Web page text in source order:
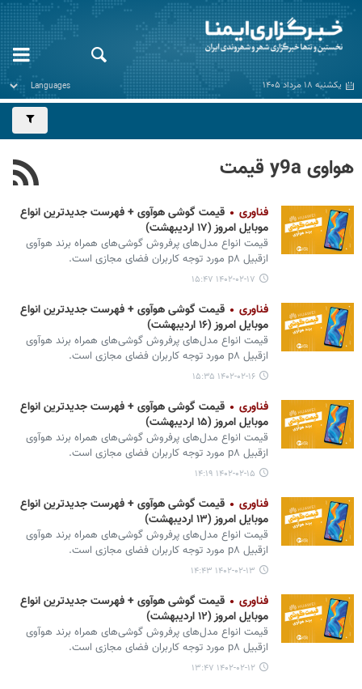
یکشنبه ۱۸ مرداد ۱۴۰۵
هواوی y9a قیمت
فناوری
قیمت گوشی هوآوی + فهرست جدیدترین انواع
موبایل امروز (۱۷ اردیبهشت)
قیمت انواع مدل‌های پرفروش گوشی‌های همراه برند هوآوی
ازقبیل p۸ مورد توجه کاربران فضای مجازی است.
۱۴۰۲-۰۲-۱۷ ۱۵:۴۷
فناوری
قیمت گوشی هوآوی + فهرست جدیدترین انواع
موبایل امروز (۱۶ اردیبهشت)
قیمت انواع مدل‌های پرفروش گوشی‌های همراه برند هوآوی
ازقبیل p۸ مورد توجه کاربران فضای مجازی است.
۱۴۰۲-۰۲-۱۶ ۱۵:۳۵
فناوری
قیمت گوشی هوآوی + فهرست جدیدترین انواع
موبایل امروز (۱۵ اردیبهشت)
قیمت انواع مدل‌های پرفروش گوشی‌های همراه برند هوآوی
ازقبیل p۸ مورد توجه کاربران فضای مجازی است.
۱۴۰۲-۰۲-۱۵ ۱۴:۱۹
فناوری
قیمت گوشی هوآوی + فهرست جدیدترین انواع
موبایل امروز (۱۳ اردیبهشت)
قیمت انواع مدل‌های پرفروش گوشی‌های همراه برند هوآوی
ازقبیل p۸ مورد توجه کاربران فضای مجازی است.
۱۴۰۲-۰۲-۱۳ ۱۴:۴۳
فناوری
قیمت گوشی هوآوی + فهرست جدیدترین انواع
موبایل امروز (۱۲ اردیبهشت)
قیمت انواع مدل‌های پرفروش گوشی‌های همراه برند هوآوی
ازقبیل p۸ مورد توجه کاربران فضای مجازی است.
۱۴۰۲-۰۲-۱۲ ۱۳:۴۷